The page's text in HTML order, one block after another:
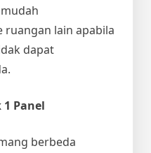
ruangan lain apabila
dapat
Panel
berbeda